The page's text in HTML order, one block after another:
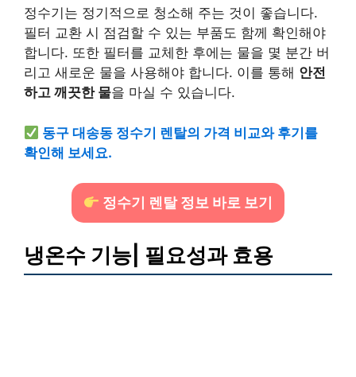
정수기는 정기적으로 청소해 주는 것이 좋습니다.
필터 교환 시 점검할 수 있는 부품도 함께 확인해야
합니다. 또한 필터를 교체한 후에는 물을 몇 분간 버
리고 새로운 물을 사용해야 합니다. 이를 통해 안전
하고 깨끗한 물을 마실 수 있습니다.
동구 대송동 정수기 렌탈의 가격 비교와 후기를
확인해 보세요.
정수기 렌탈 정보 바로 보기
냉온수 기능| 필요성과 효용